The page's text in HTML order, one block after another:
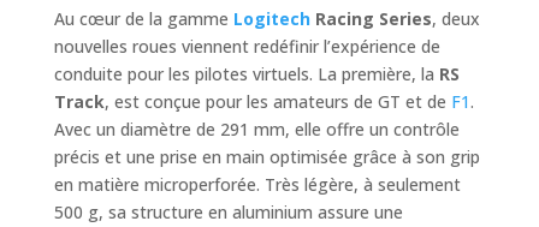
Au cœur de la gamme LogitechRacing Series, deux
nouvelles roues viennent redéfinir l’expérience de
conduite pour les pilotes virtuels. La première, la RS
Track, est conçue pour les amateurs de GT et de F1.
Avec un diamètre de 291 mm, elle offre un contrôle
précis et une prise en main optimisée grâce à son grip
en matière microperforée. Très légère, à seulement
500 g, sa structure en aluminium assure une